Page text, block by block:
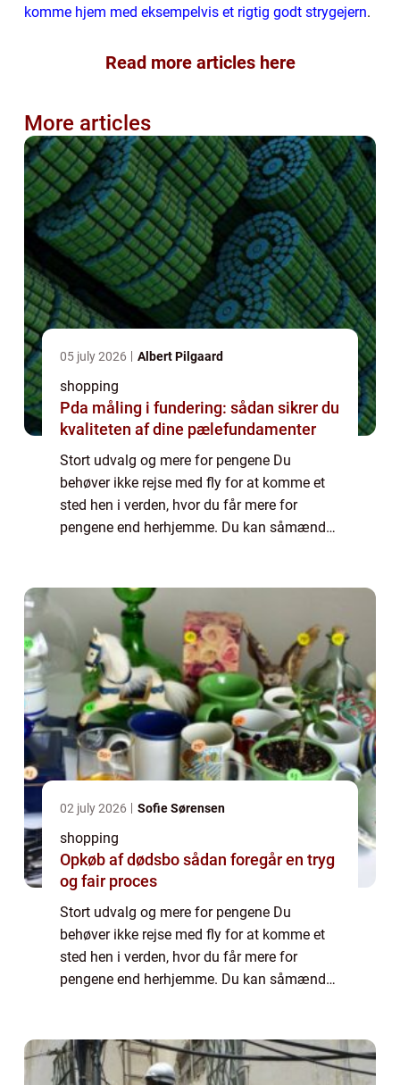
komme hjem med eksempelvis et rigtig godt strygejern.
Read more articles here
More articles
05 july 2026 Albert Pilgaard
shopping
Pda måling i fundering: sådan sikrer du
kvaliteten af dine pælefundamenter
Stort udvalg og mere for pengene Du
behøver ikke rejse med fly for at komme et
sted hen i verden, hvor du får mere for
pengene end herhjemme. Du kan såmænd
paradis. ...
02 july 2026 Sofie Sørensen
shopping
Opkøb af dødsbo sådan foregår en tryg
og fair proces
Stort udvalg og mere for pengene Du
behøver ikke rejse med fly for at komme et
sted hen i verden, hvor du får mere for
pengene end herhjemme. Du kan såmænd
paradis. ...